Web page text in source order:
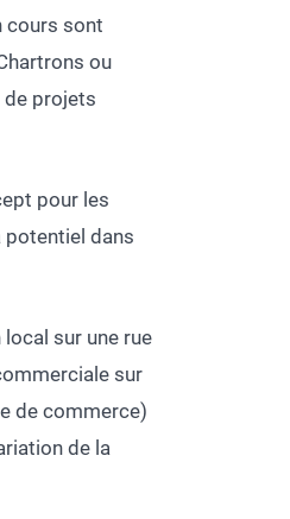
cours sont
ou
de projets
pour les
potentiel dans
sur une rue
sur
de commerce)
de la